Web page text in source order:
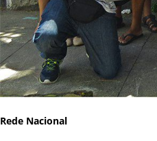
Rede Nacional